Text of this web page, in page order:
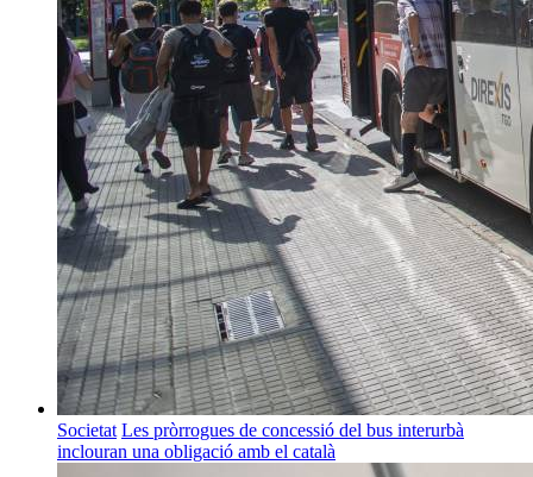
Societat Les pròrrogues de concessió del bus interurbà
inclouran una obligació amb el català